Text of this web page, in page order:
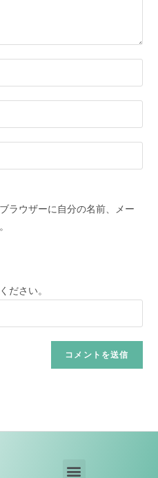
ラウザーに自分の名前、メー
ださい。